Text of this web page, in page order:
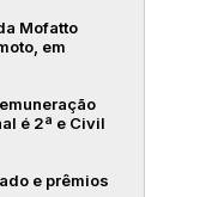
Mofatto
em
é 2ª e Civil
e prêmios